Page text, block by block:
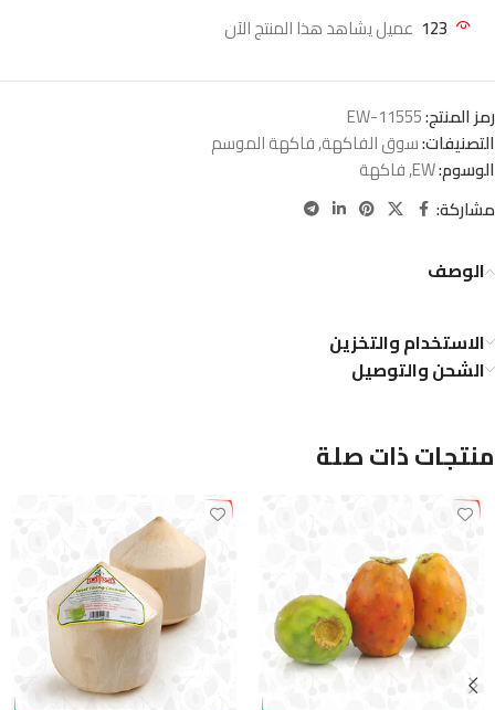
123 عميل يشاهد هذا المنتج الآن
رمز المنتج:EW-11555
التصنيفات:سوق الفاكهة,فاكهة الموسم
الوسوم:EW
,فاكهة
مشاركة:
الوصف
الاستخدام والتخزين
الشحن والتوصيل
منتجات ذات صلة